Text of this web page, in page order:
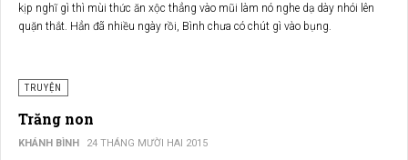
kịp nghĩ gì thì mùi thức ăn xộc thẳng vào mũi làm nó nghe dạ dày nhói lên
quặn thắt. Hẳn đã nhiều ngày rồi, Bình chưa có chút gì vào bụng.
TRUYỆN
Trăng non
KHÁNH BÌNH 24 THÁNG MƯỜI HAI 2015